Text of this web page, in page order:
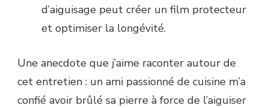
d’aiguisage peut créer un film protecteur
et optimiser la longévité.
Une anecdote que j’aime raconter autour de
cet entretien : un ami passionné de cuisine m’a
confié avoir brûlé sa pierre à force de l’aiguiser